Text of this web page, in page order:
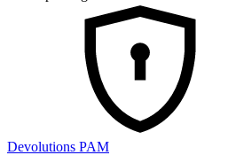
Devolutions PAM